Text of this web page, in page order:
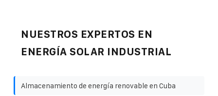
NUESTROS EXPERTOS EN
ENERGÍA SOLAR INDUSTRIAL
Almacenamiento de energía renovable en Cuba